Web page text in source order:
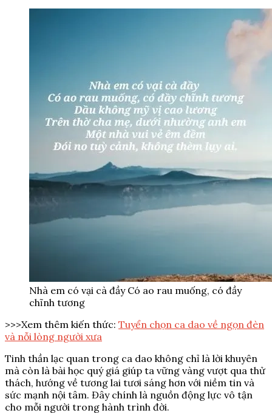
Nhà em có vại cà đầy Có ao rau muống, có đầy
chĩnh tương
>>>Xem thêm kiến thức: Tuyển chọn ca dao về ngọn đèn
và nỗi lòng người xưa
Tinh thần lạc quan trong ca dao không chỉ là lời khuyên
mà còn là bài học quý giá giúp ta vững vàng vượt qua thử
thách, hướng về tương lai tươi sáng hơn với niềm tin và
sức mạnh nội tâm. Đây chính là nguồn động lực vô tận
cho mỗi người trong hành trình đời.